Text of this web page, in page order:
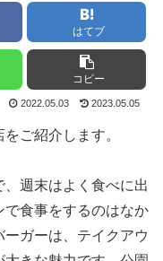
はてブ
コピー
2022.05.03 2023.05.05
ご紹介します。
週末はよく食べに出
食事をするのはなか
ガーは、テイクアウ